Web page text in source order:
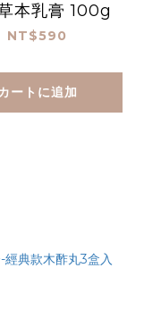
本乳膏 100g
NT$590
カートに追加